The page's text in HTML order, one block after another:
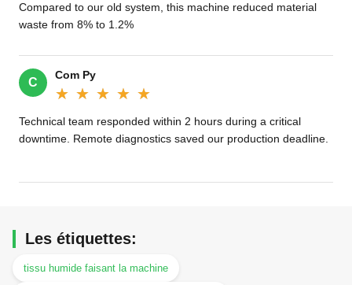
Compared to our old system, this machine reduced material
waste from 8% to 1.2%
C
Com Py
★★★★★
★★★★★
Technical team responded within 2 hours during a critical
downtime. Remote diagnostics saved our production deadline.
Les étiquettes:
tissu humide faisant la machine